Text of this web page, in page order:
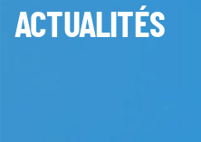
ACTUALITÉS